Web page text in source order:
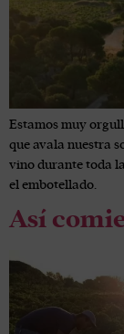
Estamos muy
que avala nuestra
vino durante toda
el embotellado.
Así